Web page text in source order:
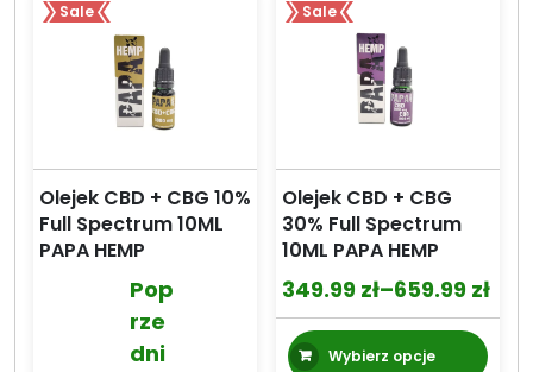
Sale
Olejek CBD + CBG 10%
Full Spectrum 10ML
PAPA HEMP
Pop
rze
dni
Sale
Olejek CBD + CBG
30% Full Spectrum
10ML PAPA HEMP
349.99 zł–659.99 zł
Zakres
cen:
Wybierz opcje
Ten